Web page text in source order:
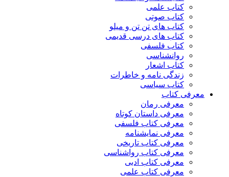
کتاب علمی
کتاب صوتی
کتاب های تن تن و میلو
کتاب های درسی قدیمی
کتاب فلسفی
روانشناسی
کتاب اشعار
زندگی نامه و خاطرات
کتاب سیاسی
معرفی کتاب
معرفی رمان
معرفی داستان کوتاه
معرفی کتاب فلسفی
معرفی نمایشنامه
معرفی کتاب تاریخی
معرفی کتاب رواشناسی
معرفی کتاب ادبی
معرفی کتاب علمی